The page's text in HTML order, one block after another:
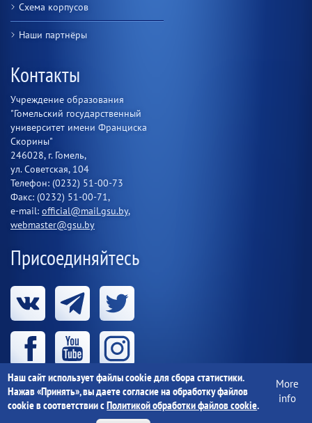
Схема корпусов
Наши партнёры
Контакты
Учреждение образования
"Гомельский государственный
университет имени Франциска
Скорины"
246028, г. Гомель,
ул. Советская, 104
Телефон: (0232) 51-00-73
Факс: (0232) 51-00-71,
e-mail: official@mail.gsu.by,
webmaster@gsu.by
Присоединяйтесь
Учреждение образования «Гомельский государственный
Наш сайт использует файлы cookie для сбора статистики.
Нажав «Принять», вы даете согласие на обработку файлов
cookie в соответствии сПолитикой обработки файлов cookie.
More
info